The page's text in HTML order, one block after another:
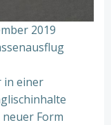
2019
in einer
Form